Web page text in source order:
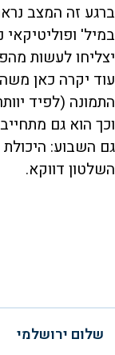
ברגע זה המצב
במיל'
יצליחו לעשות
עוד יקרה כאן
התמונה (לפיד
וכך הוא גם
גם השבוע: היכולת
השלטון דווקא.
שלום ירושלמי